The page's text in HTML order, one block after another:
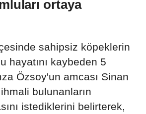
ortaya
sahipsiz köpeklerin
hayatını kaybeden 5
Özsoy'un amcası Sinan
bulunanların
istediklerini belirterek,